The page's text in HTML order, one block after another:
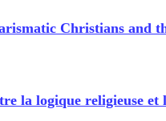
Christians and
la logique religieuse